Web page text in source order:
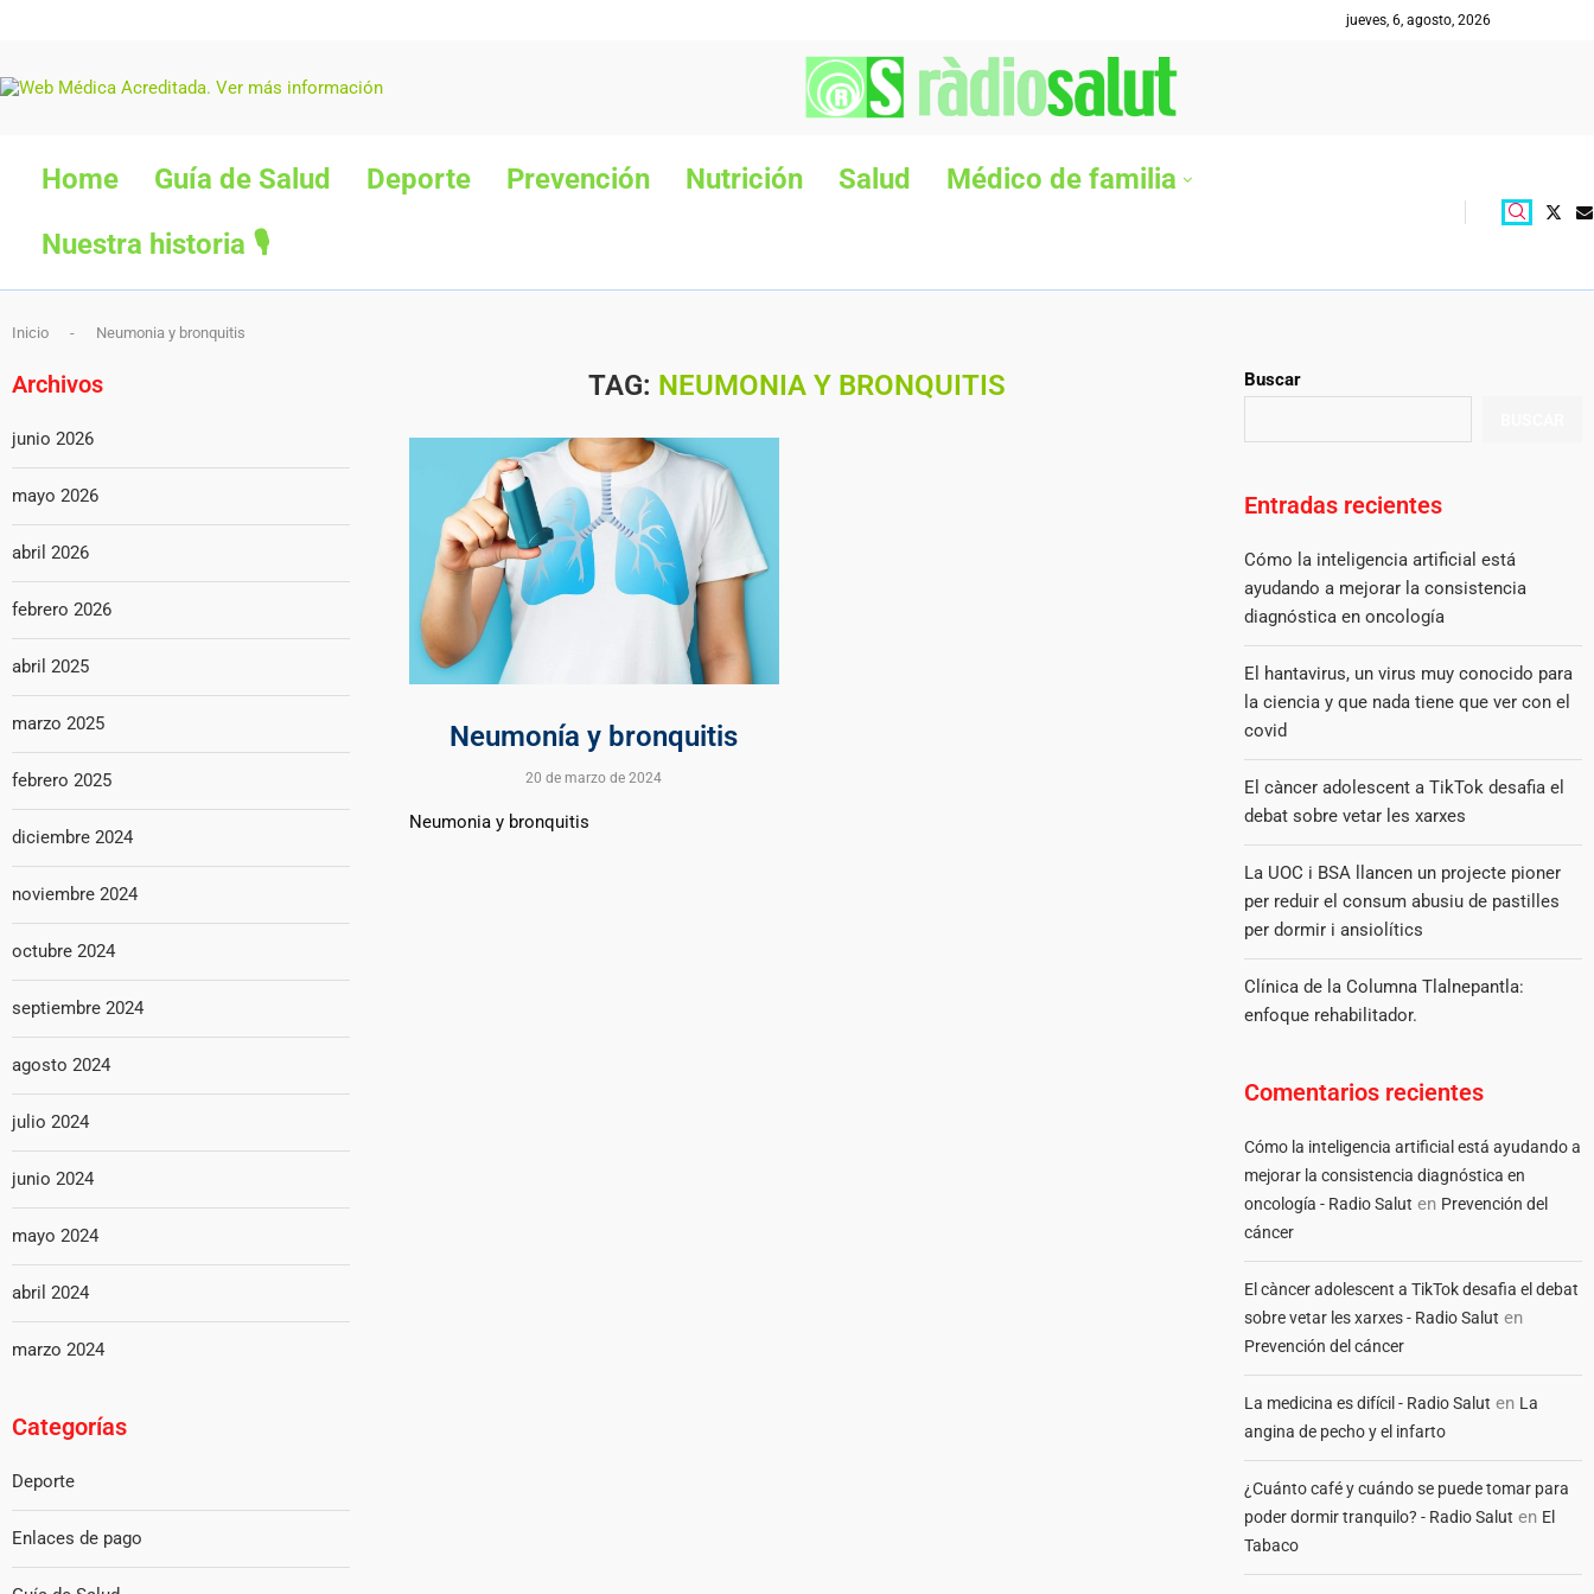
jueves, 6, agosto, 2026
Home Guía de Salud Deporte Prevención Nutrición Salud
Médico de familia
Nuestra historia 🎙
Inicio - Neumonia y bronquitis
TAG: NEUMONIA Y BRONQUITIS
Neumonía y bronquitis
20 de marzo de 2024
Neumonia y bronquitis
Buscar
Entradas recientes
Cómo la inteligencia artificial está
ayudando a mejorar la consistencia
diagnóstica en oncología
El hantavirus, un virus muy conocido para
la ciencia y que nada tiene que ver con el
covid
El càncer adolescent a TikTok desafia el
debat sobre vetar les xarxes
La UOC i BSA llancen un projecte pioner
per reduir el consum abusiu de pastilles
per dormir i ansiolítics
Clínica de la Columna Tlalnepantla:
enfoque rehabilitador.
Comentarios recientes
Cómo la inteligencia artificial está ayudando a
mejorar la consistencia diagnóstica en
oncología - Radio Salut en Prevención del
cáncer
El càncer adolescent a TikTok desafia el debat
sobre vetar les xarxes - Radio Salut en
Prevención del cáncer
La medicina es difícil - Radio Salut en La
angina de pecho y el infarto
¿Cuánto café y cuándo se puede tomar para
poder dormir tranquilo? - Radio Salut en El
Tabaco
Archivos
junio 2026
mayo 2026
abril 2026
febrero 2026
abril 2025
marzo 2025
febrero 2025
diciembre 2024
noviembre 2024
octubre 2024
septiembre 2024
agosto 2024
julio 2024
junio 2024
mayo 2024
abril 2024
marzo 2024
Categorías
Deporte
Enlaces de pago